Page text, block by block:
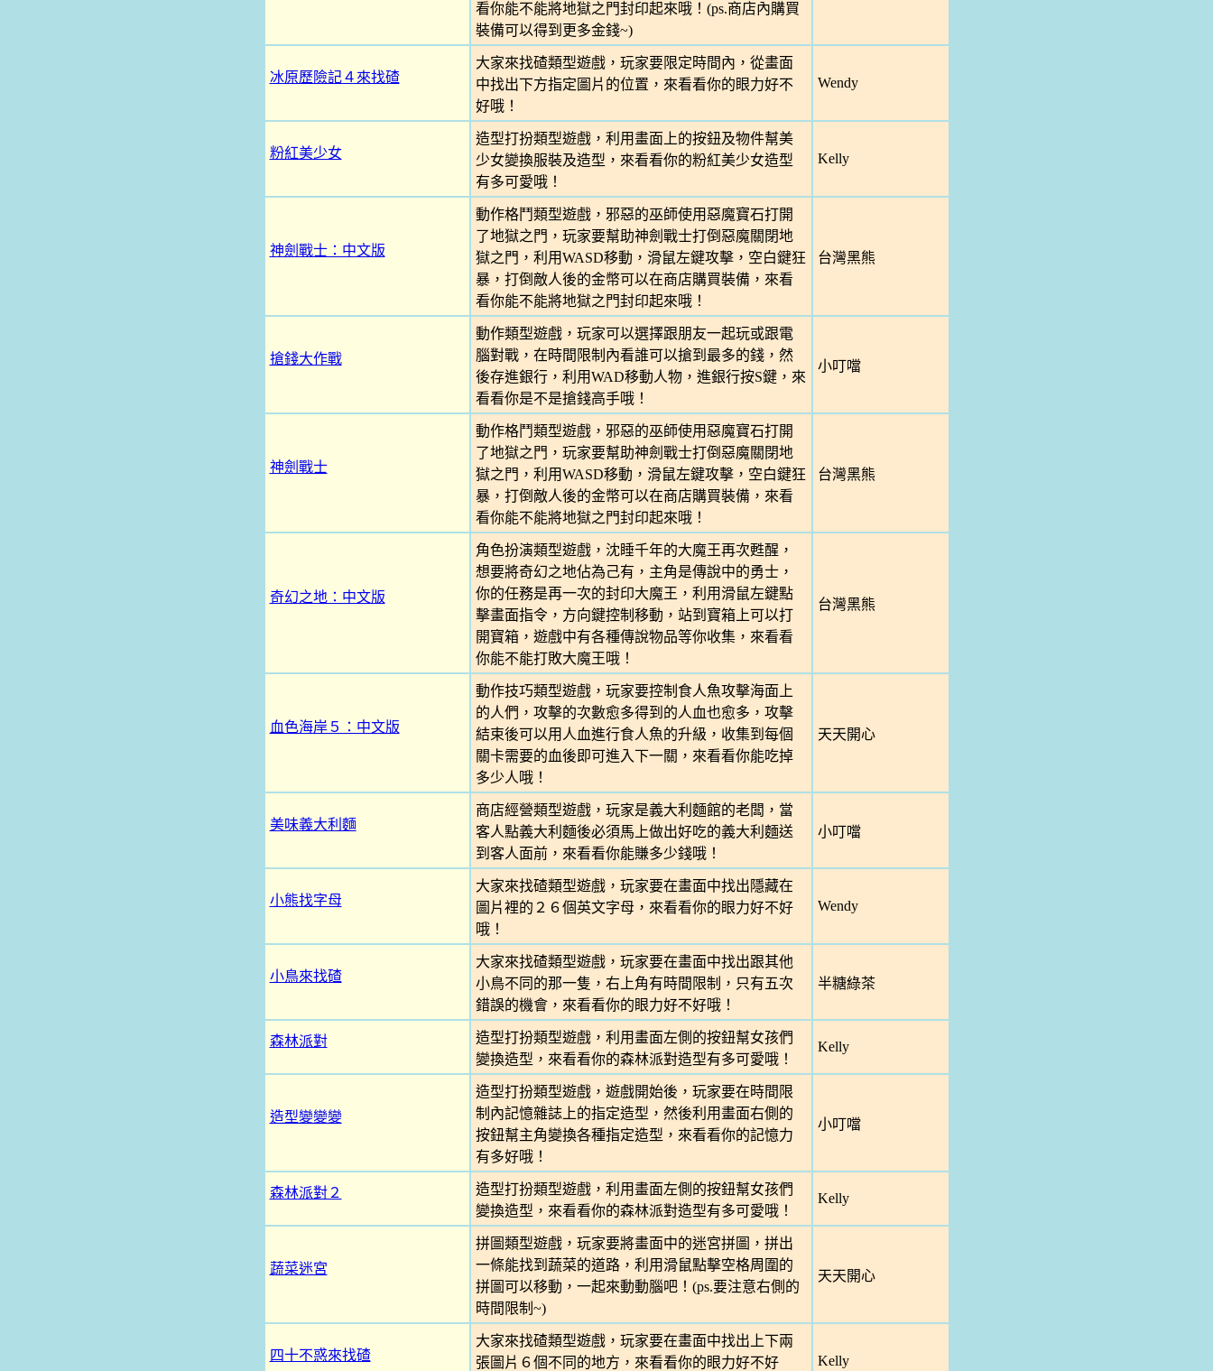
看你能不能將地獄之門封印起來哦！(ps.商店內購買
裝備可以得到更多金錢~)
冰原歷險記４來找碴
大家來找碴類型遊戲，玩家要限定時間內，從畫面
中找出下方指定圖片的位置，來看看你的眼力好不
好哦！
Wendy
粉紅美少女
造型打扮類型遊戲，利用畫面上的按鈕及物件幫美
少女變換服裝及造型，來看看你的粉紅美少女造型
有多可愛哦！
Kelly
神劍戰士：中文版
動作格鬥類型遊戲，邪惡的巫師使用惡魔寶石打開
了地獄之門，玩家要幫助神劍戰士打倒惡魔關閉地
獄之門，利用WASD移動，滑鼠左鍵攻擊，空白鍵狂
暴，打倒敵人後的金幣可以在商店購買裝備，來看
看你能不能將地獄之門封印起來哦！
台灣黑熊
搶錢大作戰
動作類型遊戲，玩家可以選擇跟朋友一起玩或跟電
腦對戰，在時間限制內看誰可以搶到最多的錢，然
後存進銀行，利用WAD移動人物，進銀行按S鍵，來
看看你是不是搶錢高手哦！
小叮噹
神劍戰士
動作格鬥類型遊戲，邪惡的巫師使用惡魔寶石打開
了地獄之門，玩家要幫助神劍戰士打倒惡魔關閉地
獄之門，利用WASD移動，滑鼠左鍵攻擊，空白鍵狂
暴，打倒敵人後的金幣可以在商店購買裝備，來看
看你能不能將地獄之門封印起來哦！
台灣黑熊
奇幻之地：中文版
角色扮演類型遊戲，沈睡千年的大魔王再次甦醒，
想要將奇幻之地佔為己有，主角是傳說中的勇士，
你的任務是再一次的封印大魔王，利用滑鼠左鍵點
擊畫面指令，方向鍵控制移動，站到寶箱上可以打
開寶箱，遊戲中有各種傳說物品等你收集，來看看
你能不能打敗大魔王哦！
台灣黑熊
血色海岸５：中文版
動作技巧類型遊戲，玩家要控制食人魚攻擊海面上
的人們，攻擊的次數愈多得到的人血也愈多，攻擊
結束後可以用人血進行食人魚的升級，收集到每個
關卡需要的血後即可進入下一關，來看看你能吃掉
多少人哦！
天天開心
美味義大利麵
商店經營類型遊戲，玩家是義大利麵館的老闆，當
客人點義大利麵後必須馬上做出好吃的義大利麵送
到客人面前，來看看你能賺多少錢哦！
小叮噹
小熊找字母
大家來找碴類型遊戲，玩家要在畫面中找出隱藏在
圖片裡的２６個英文字母，來看看你的眼力好不好
哦！
Wendy
小鳥來找碴
大家來找碴類型遊戲，玩家要在畫面中找出跟其他
小鳥不同的那一隻，右上角有時間限制，只有五次
錯誤的機會，來看看你的眼力好不好哦！
半糖綠茶
森林派對
造型打扮類型遊戲，利用畫面左側的按鈕幫女孩們
變換造型，來看看你的森林派對造型有多可愛哦！
Kelly
造型變變變
造型打扮類型遊戲，遊戲開始後，玩家要在時間限
制內記憶雜誌上的指定造型，然後利用畫面右側的
按鈕幫主角變換各種指定造型，來看看你的記憶力
有多好哦！
小叮噹
森林派對２
造型打扮類型遊戲，利用畫面左側的按鈕幫女孩們
變換造型，來看看你的森林派對造型有多可愛哦！
Kelly
蔬菜迷宮
拼圖類型遊戲，玩家要將畫面中的迷宮拼圖，拼出
一條能找到蔬菜的道路，利用滑鼠點擊空格周圍的
拼圖可以移動，一起來動動腦吧！(ps.要注意右側的
時間限制~)
天天開心
四十不惑來找碴
大家來找碴類型遊戲，玩家要在畫面中找出上下兩
張圖片６個不同的地方，來看看你的眼力好不好
Kelly